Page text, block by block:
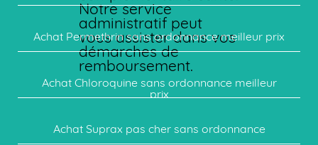
Notre service
administratif peut
vous assister dans vos
démarches de
remboursement.
Achat Permethrin sans ordonnance meilleur prix
Achat Chloroquine sans ordonnance meilleur
prix
Achat Suprax pas cher sans ordonnance